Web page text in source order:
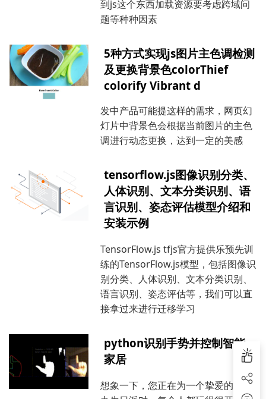
到js这个东西加载资源要考虑跨域问
题等种种因素
5种方式实现js图片主色调检测
及更换背景色colorThief
colorify Vibrant d
发中产品可能提这样的需求，网页幻
灯片中背景色会根据当前图片的主色
调进行动态更换，达到一定的美感
tensorflow.js图像识别分类、
人体识别、文本分类识别、语
言识别、姿态评估模型介绍和
安装示例
TensorFlow.js tfjs官方提供乐预先训
练的TensorFlow.js模型，包括图像识
别分类、人体识别、文本分类识别、
语言识别、姿态评估等，我们可以直
接拿过来进行迁移学习
python识别手势并控制智能
家居
想象一下，您正在为一个挚爱的人举